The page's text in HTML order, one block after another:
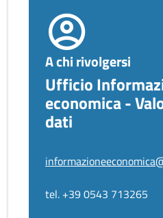
A chi rivolgersi
Ufficio
economica -
dati
tel. +39 0543 713265